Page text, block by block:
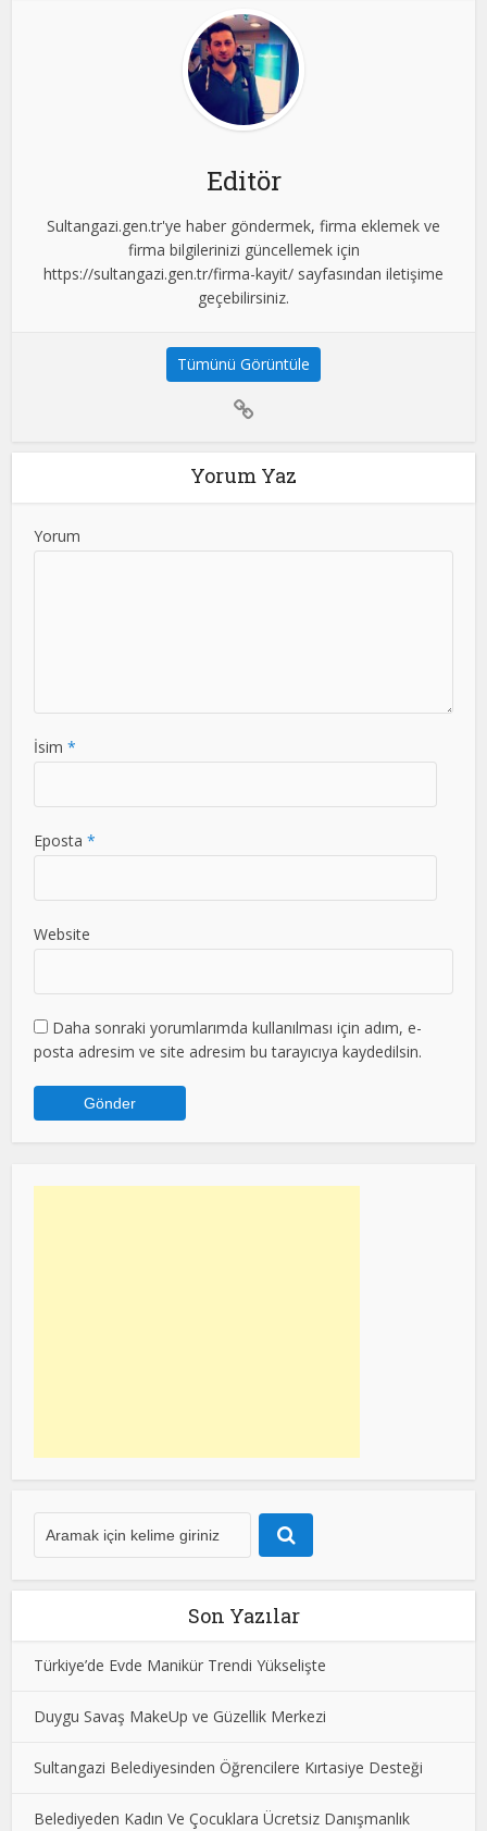
Editör
Sultangazi.gen.tr'ye haber göndermek, firma eklemek ve
firma bilgilerinizi güncellemek için
https://sultangazi.gen.tr/firma-kayit/ sayfasından iletişime
geçebilirsiniz.
Tümünü Görüntüle
Yorum Yaz
Yorum
İsim *
Eposta *
Website
Daha sonraki yorumlarımda kullanılması için adım, e-
posta adresim ve site adresim bu tarayıcıya kaydedilsin.
Son Yazılar
Türkiye’de Evde Manikür Trendi Yükselişte
Duygu Savaş MakeUp ve Güzellik Merkezi
Sultangazi Belediyesinden Öğrencilere Kırtasiye Desteği
Belediyeden Kadın Ve Çocuklara Ücretsiz Danışmanlık